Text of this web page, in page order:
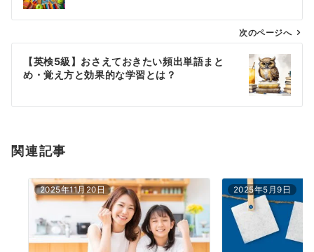
ビ
ン
次のページへ
【英検5級】おさえておきたい頻出単語まと
め・覚え方と効果的な学習とは？
関連記事
2025年11月20日 2025年5月9日